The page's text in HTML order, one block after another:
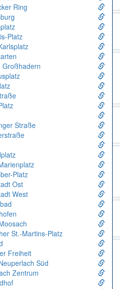
Ring
Platz
Großhadern
Straße
Platz
Ost
West
St.-Martins-Platz
Freiheit
Süd
Zentrum